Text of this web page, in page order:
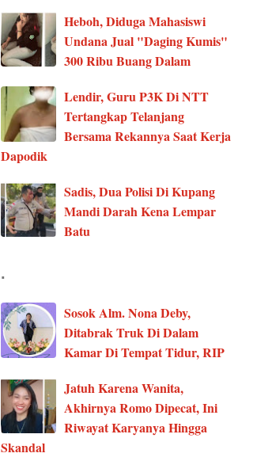
Heboh, Diduga Mahasiswi
Undana Jual "Daging Kumis"
300 Ribu Buang Dalam
Lendir, Guru P3K Di NTT
Tertangkap Telanjang
Bersama Rekannya Saat Kerja
Dapodik
Sadis, Dua Polisi Di Kupang
Mandi Darah Kena Lempar
Batu
.
Sosok Alm. Nona Deby,
Ditabrak Truk Di Dalam
Kamar Di Tempat Tidur, RIP
Jatuh Karena Wanita,
Akhirnya Romo Dipecat, Ini
Riwayat Karyanya Hingga
Skandal